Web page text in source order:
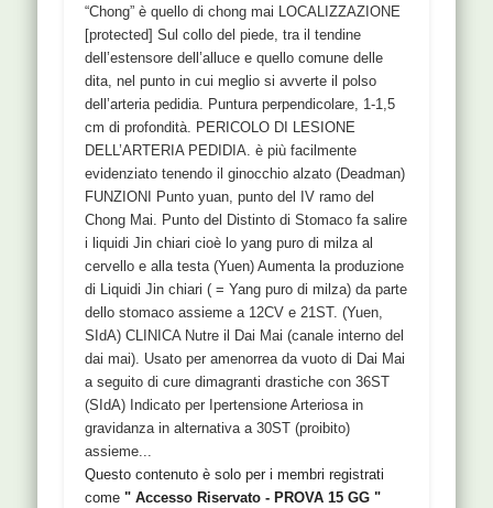
“Chong” è quello di chong mai LOCALIZZAZIONE
[protected] Sul collo del piede, tra il tendine
dell’estensore dell’alluce e quello comune delle
dita, nel punto in cui meglio si avverte il polso
dell’arteria pedidia. Puntura perpendicolare, 1-1,5
cm di profondità. PERICOLO DI LESIONE
DELL’ARTERIA PEDIDIA. è più facilmente
evidenziato tenendo il ginocchio alzato (Deadman)
FUNZIONI Punto yuan, punto del IV ramo del
Chong Mai. Punto del Distinto di Stomaco fa salire
i liquidi Jin chiari cioè lo yang puro di milza al
cervello e alla testa (Yuen) Aumenta la produzione
di Liquidi Jin chiari ( = Yang puro di milza) da parte
dello stomaco assieme a 12CV e 21ST. (Yuen,
SIdA) CLINICA Nutre il Dai Mai (canale interno del
dai mai). Usato per amenorrea da vuoto di Dai Mai
a seguito di cure dimagranti drastiche con 36ST
(SIdA) Indicato per Ipertensione Arteriosa in
gravidanza in alternativa a 30ST (proibito)
assieme...
Questo contenuto è solo per i membri registrati
come" Accesso Riservato - PROVA 15 GG "